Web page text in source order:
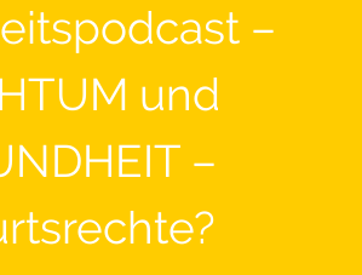
–
und
–